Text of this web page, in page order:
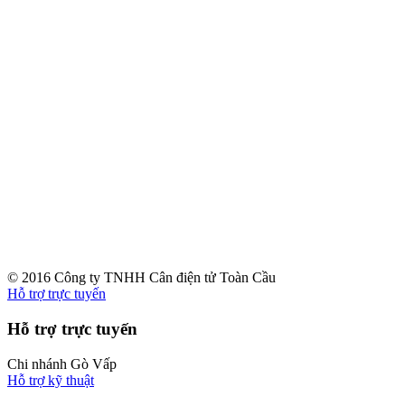
© 2016 Công ty TNHH Cân điện tử Toàn Cầu
Hỗ trợ trực tuyến
Hỗ trợ trực tuyến
Chi nhánh Gò Vấp
Hỗ trợ kỹ thuật